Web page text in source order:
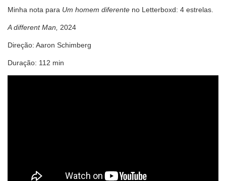
Minha nota para Um homem diferente no Letterboxd: 4 estrelas.
A different Man, 2024
Direção: Aaron Schimberg
Duração: 112 min